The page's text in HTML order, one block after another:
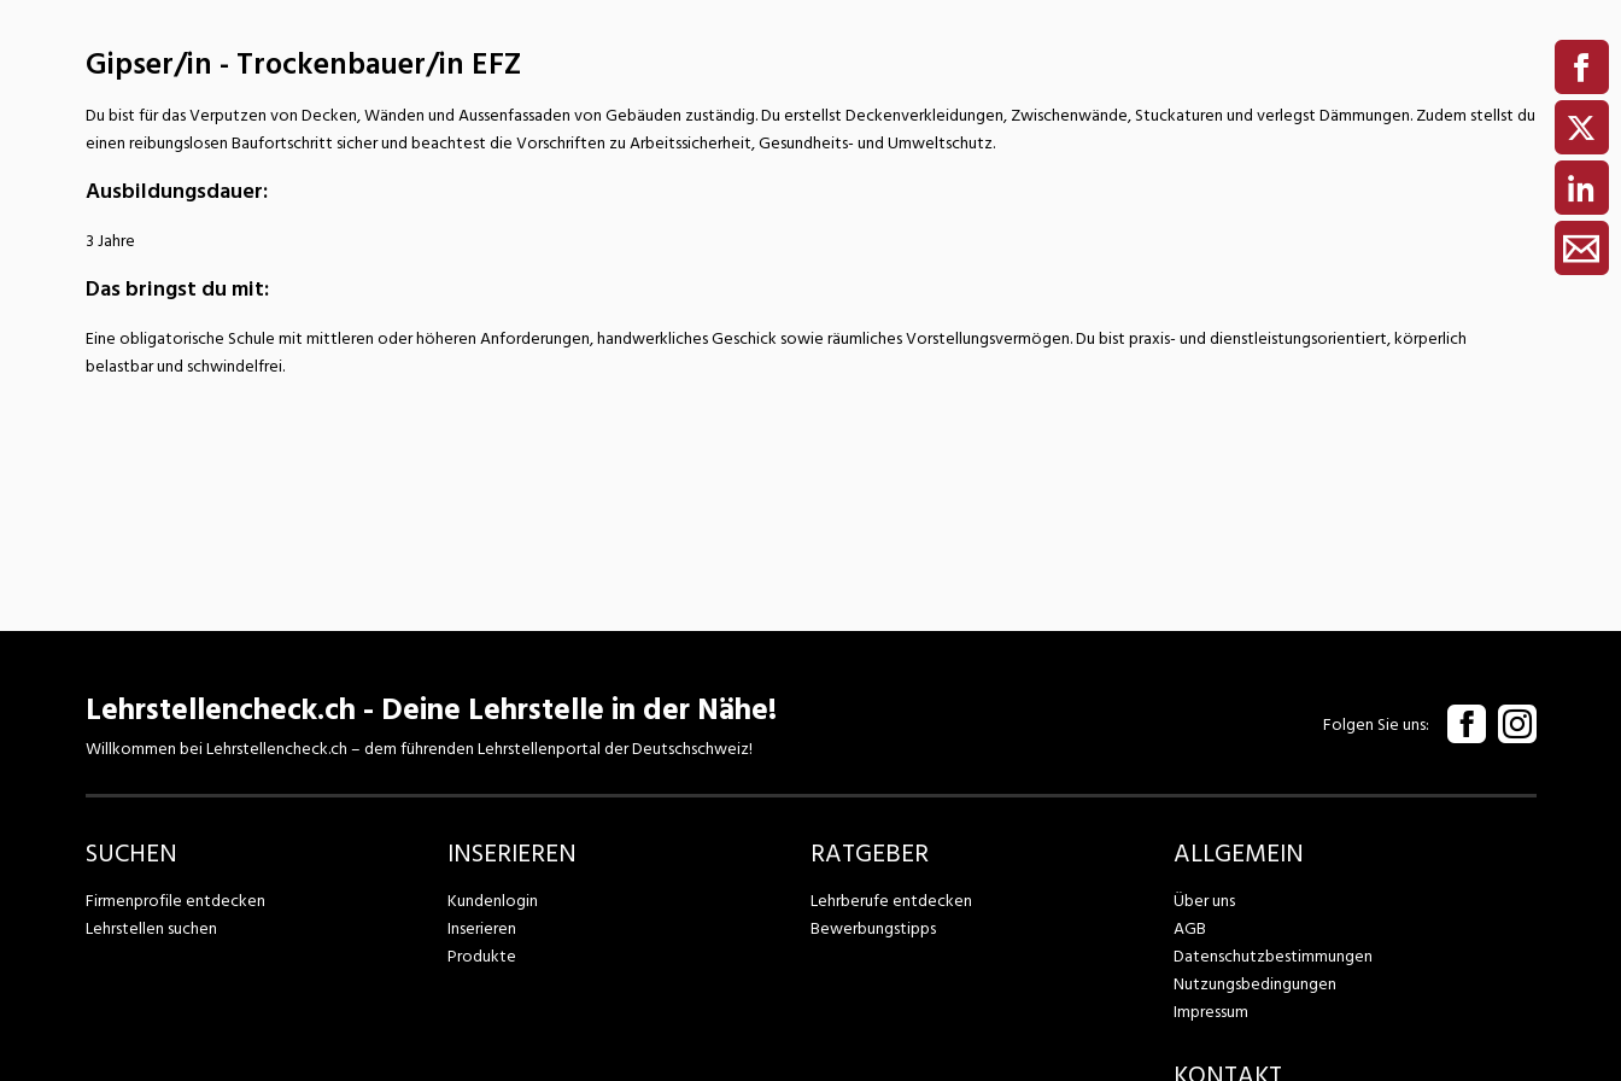
Wirtschaft/Verwaltung
Gipser/in - Trockenbauer/in EFZ
Du bist für das Verputzen von Decken, Wänden und Aussenfassaden von Gebäuden zuständig. Du erstellst Deckenverkleidungen, Zwischenwände, Stuckaturen und verlegst Dämmungen. Zudem stellst du
einen reibungslosen Baufortschritt sicher und beachtest die Vorschriften zu Arbeitssicherheit, Gesundheits- und Umweltschutz.
Ausbildungsdauer:
3 Jahre
Das bringst du mit:
Eine obligatorische Schule mit mittleren oder höheren Anforderungen, handwerkliches Geschick sowie räumliches Vorstellungsvermögen. Du bist praxis- und dienstleistungsorientiert, körperlich
belastbar und schwindelfrei.
Lehrstellencheck.ch - Deine Lehrstelle in der Nähe!
Willkommen bei Lehrstellencheck.ch – dem führenden Lehrstellenportal der Deutschschweiz!
Folgen Sie uns
SUCHEN
Firmenprofile entdecken
Lehrstellen suchen
INSERIEREN
Kundenlogin
Inserieren
Produkte
RATGEBER
Lehrberufe entdecken
Bewerbungstipps
ALLGEMEIN
Über uns
AGB
Datenschutzbestimmungen
Nutzungsbedingungen
Impressum